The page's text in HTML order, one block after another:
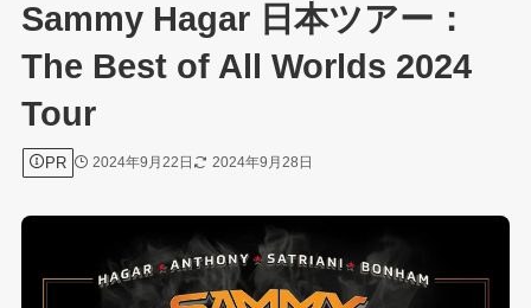
Sammy Hagar 日本ツアー：
The Best of All Worlds 2024
Tour
PR 2024年9月22日 2024年9月28日